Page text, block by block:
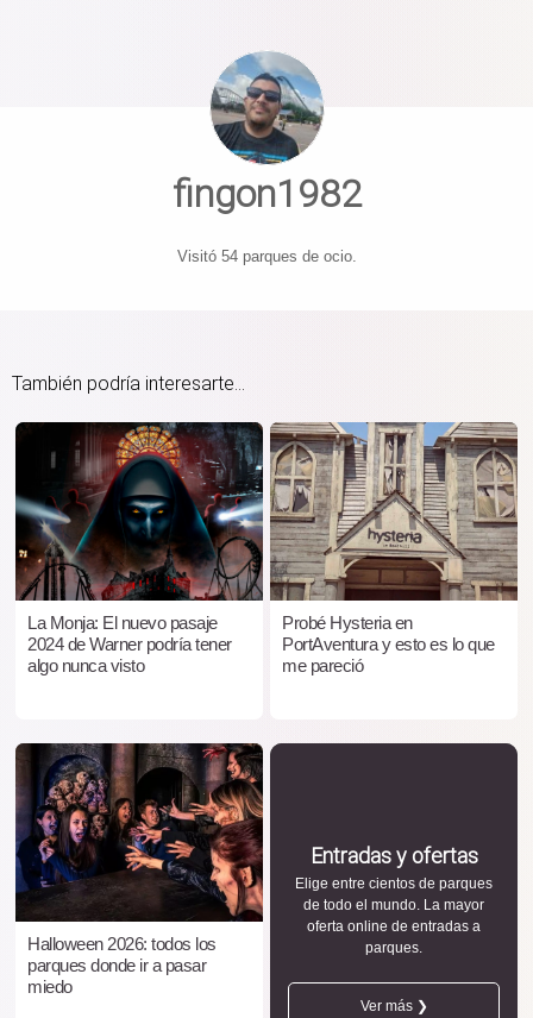
fingon1982
Visitó 54 parques de ocio.
También podría interesarte...
La Monja: El nuevo pasaje
2024 de Warner podría tener
algo nunca visto
Probé Hysteria en
PortAventura y esto es lo que
me pareció
Halloween 2026: todos los
parques donde ir a pasar
miedo
Entradas y ofertas
Elige entre cientos de parques
de todo el mundo. La mayor
oferta online de entradas a
parques.
Ver más ❯